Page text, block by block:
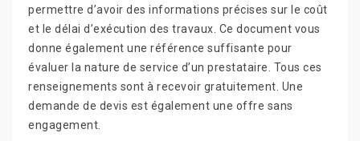
permettre d’avoir des informations précises sur le coût
et le délai d’exécution des travaux. Ce document vous
donne également une référence suffisante pour
évaluer la nature de service d’un prestataire. Tous ces
renseignements sont à recevoir gratuitement. Une
demande de devis est également une offre sans
engagement.